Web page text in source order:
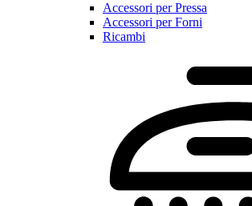
Accessori per Pressa
Accessori per Forni
Ricambi